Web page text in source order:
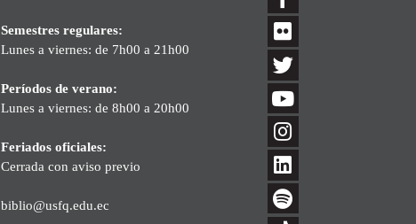
Semestres regulares:
Lunes a viernes: de 7h00 a 21h00
Períodos de verano:
Lunes a viernes: de 8h00 a 20h00
Feriados oficiales:
Cerrada con aviso previo
biblio@usfq.edu.ec